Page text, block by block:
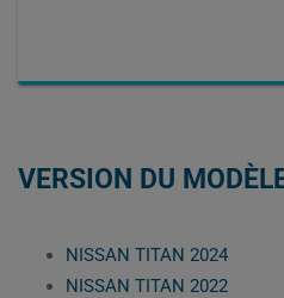
VERSION DU
NISSAN TITAN 2024
NISSAN TITAN 2022